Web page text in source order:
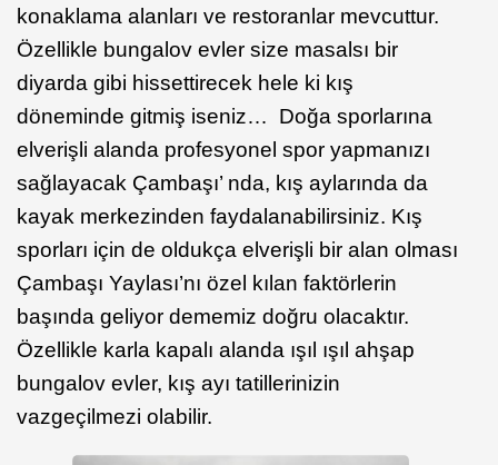
konaklama alanları ve restoranlar mevcuttur.
Özellikle bungalov evler size masalsı bir
diyarda gibi hissettirecek hele ki kış
döneminde gitmiş iseniz… Doğa sporlarına
elverişli alanda profesyonel spor yapmanızı
sağlayacak Çambaşı’ nda, kış aylarında da
kayak merkezinden faydalanabilirsiniz. Kış
sporları için de oldukça elverişli bir alan olması
Çambaşı Yaylası’nı özel kılan faktörlerin
başında geliyor dememiz doğru olacaktır.
Özellikle karla kapalı alanda ışıl ışıl ahşap
bungalov evler, kış ayı tatillerinizin
vazgeçilmezi olabilir.